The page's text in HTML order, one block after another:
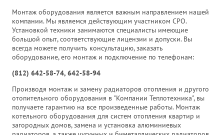
Монтаж оборудования является важным направлением нашей
компании. Мы являемся действующим участником СРО.
Установкой техники занимаются специалисты имеющие
большой опыт, соответствующие лицензии и допуски. Вы
всегда можете получить консультацию, заказать
оборудование, его монтаж и подключение по телефонам:
(812) 642-58-74, 642-58-94
Производя монтаж и замену радиаторов отопления и другого
отопительного оборудования в "Компании Теплотехника", вы
получаете гарантию на все произведенные работы. Монтаж
котельного оборудования для систем отопления квартир и
загородных домов, замена и установка алюминиевых